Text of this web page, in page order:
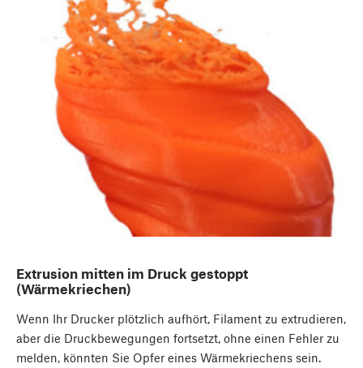
Extrusion mitten im Druck gestoppt
(Wärmekriechen)
Wenn Ihr Drucker plötzlich aufhört, Filament zu extrudieren,
aber die Druckbewegungen fortsetzt, ohne einen Fehler zu
melden, könnten Sie Opfer eines Wärmekriechens sein.